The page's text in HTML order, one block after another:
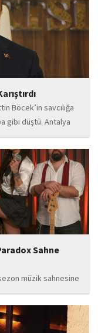
Böcek’in savcılığa
gibi düştü. Antalya
ifade verdiği
2024 yerel
Sahne
müzik sahnesine
kazanıyor. Güçlü
repertuarı ve